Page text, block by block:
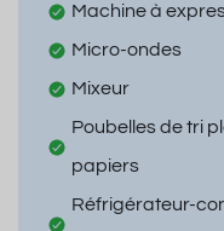
Machine à
Micro-ondes
Mixeur
Poubelles de tri
papiers
Réfrigérateur-